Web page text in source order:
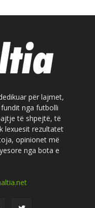
për lajmet,
nga futbolli
të shpejtë, të
lexuesit rezultatet
opinionet më
nga bota e